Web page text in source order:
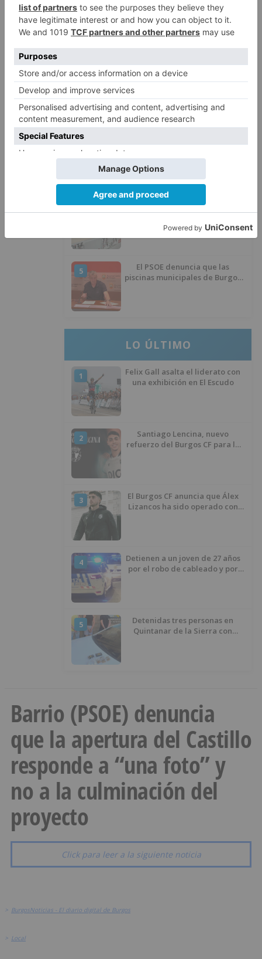
1
Barrio (PSOE) denuncia que la
apertura del Castillo responde a
“una foto” y no a la culminación
del proyecto
2
El poblado de El Encuentro de
Burgos a punto de culminar su
proceso de realojo
3
Un libro rescata la historia y
memoria del pueblo burgalés de
CCOO Burgos tramita más de 200
expedientes de regularización
de inmigrantes
5
El PSOE denuncia que las
piscinas municipales de Burgos
LO ÚLTIMO
1
Felix Gall asalta el liderato con
una exhibición en El Escudo
2
Santiago Lencina, nuevo
refuerzo del Burgos CF para la
3
El Burgos CF anuncia que Álex
Lizancos ha sido operado con
4
Detienen a un joven de 27 años
por el robo de cableado y por
5
Detenidas tres personas en
Quintanar de la Sierra con
Barrio (PSOE) denuncia
que la apertura del Castillo
responde a “una foto” y
no a la culminación del
proyecto
Click para leer a la siguiente noticia
> BurgosNoticias - El diario digital de Burgos
> Local